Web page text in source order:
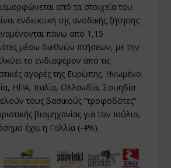
από τα στοιχεία του
ενδεικτική της ανοδικής ζήτησης:
πάνω από 1,15
μέσω διεθνών πτήσεων, με την
το ενδιαφέρον από τις
αγορές της Ευρώπης. Ηνωμένο
ΗΠΑ, Ιταλία, Ολλανδία, Σουηδία
τους βασικούς “τροφοδότες”
βιομηχανίας για τον Ιούλιο,
έχει η Γαλλία (-4%).